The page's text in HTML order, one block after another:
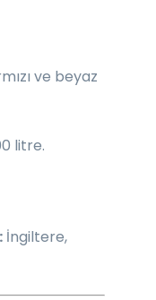
ve beyaz
litre.
İngiltere,